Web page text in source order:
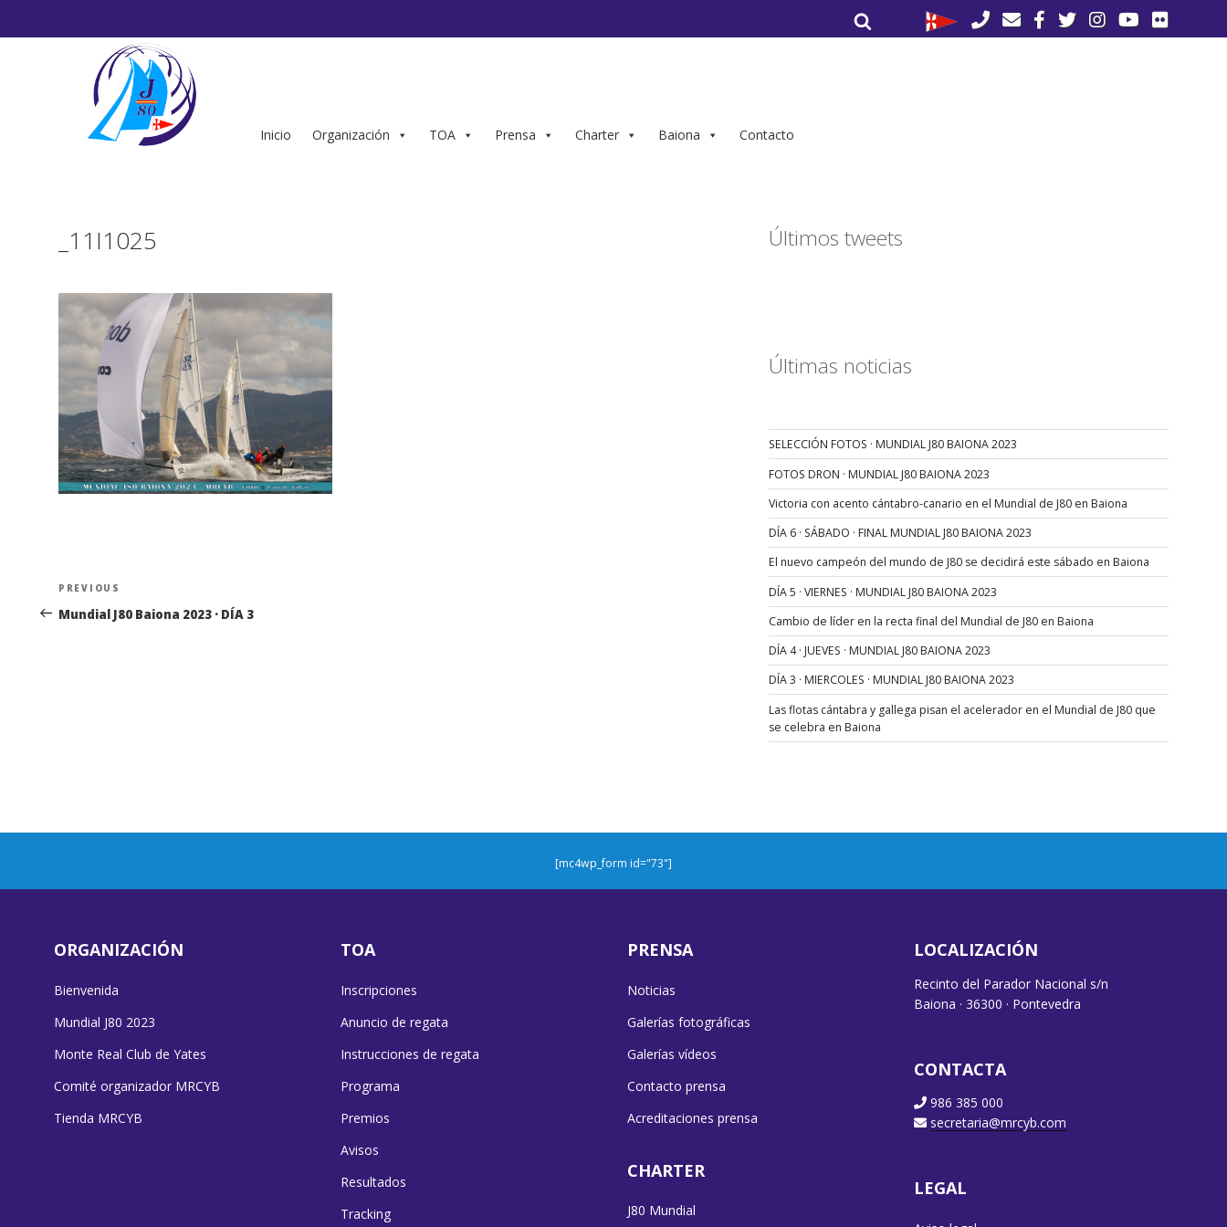
por:
Inicio Organización TOA Prensa Charter Baiona Contacto
_11I1025
Navegación
de
Previous
Post
PREVIOUS
Mundial J80 Baiona 2023 · DÍA 3
Últimos tweets
Últimas noticias
SELECCIÓN FOTOS · MUNDIAL J80 BAIONA 2023
FOTOS DRON · MUNDIAL J80 BAIONA 2023
Victoria con acento cántabro-canario en el Mundial de J80 en Baiona
DÍA 6 · SÁBADO · FINAL MUNDIAL J80 BAIONA 2023
El nuevo campeón del mundo de J80 se decidirá este sábado en Baiona
DÍA 5 · VIERNES · MUNDIAL J80 BAIONA 2023
Cambio de líder en la recta final del Mundial de J80 en Baiona
DÍA 4 · JUEVES · MUNDIAL J80 BAIONA 2023
DÍA 3 · MIERCOLES · MUNDIAL J80 BAIONA 2023
Las flotas cántabra y gallega pisan el acelerador en el Mundial de J80 que
se celebra en Baiona
[mc4wp_form id="73"]
ORGANIZACIÓN
Bienvenida
Mundial J80 2023
Monte Real Club de Yates
Comité organizador MRCYB
Tienda MRCYB
TOA
Inscripciones
Anuncio de regata
Instrucciones de regata
Programa
Premios
Avisos
Resultados
Tracking
PRENSA
Noticias
Galerías fotográficas
Galerías vídeos
Contacto prensa
Acreditaciones prensa
CHARTER
J80 Mundial
LOCALIZACIÓN
Recinto del Parador Nacional s/n
Baiona · 36300 · Pontevedra
CONTACTA
986 385 000
secretaria@mrcyb.com
LEGAL